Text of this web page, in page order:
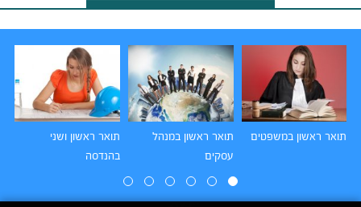
תואר ראשון במשפטים
תואר ראשון במנהל
עסקים
תואר ראשון ושני
בהנדסה